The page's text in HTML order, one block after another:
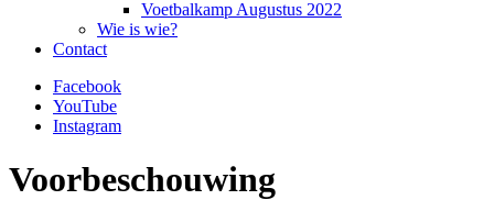
Voetbalkamp Augustus 2022
Wie is wie?
Contact
Facebook
YouTube
Instagram
Voorbeschouwing